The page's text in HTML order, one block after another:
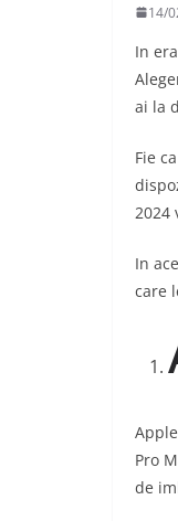
14/
In
ai la
Fie
2024
In
care
Pro
de